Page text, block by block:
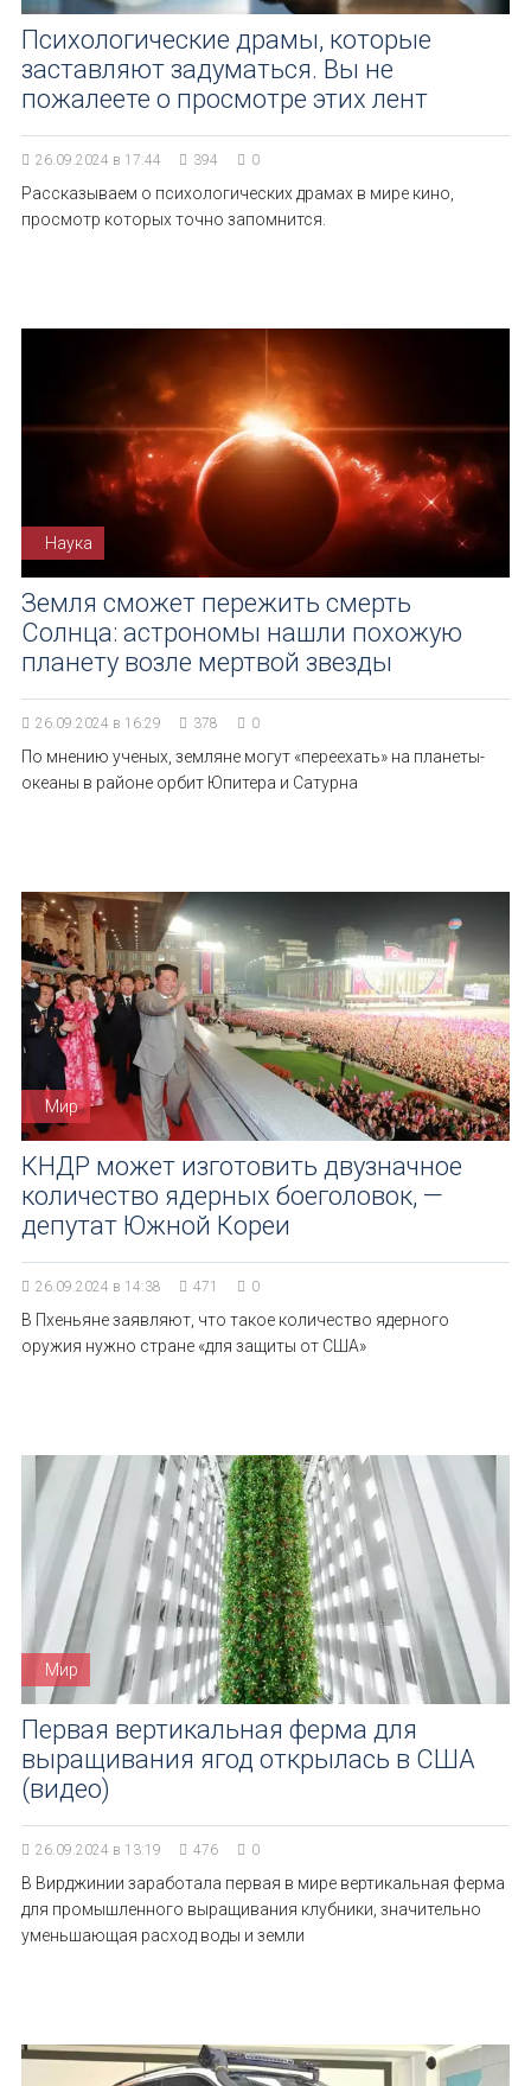
Психологические драмы, которые
заставляют задуматься. Вы не
пожалеете о просмотре этих лент
26.09.2024 в 17:44 394 0
Рассказываем о психологических драмах в мире кино,
просмотр которых точно запомнится.
Наука
Земля сможет пережить смерть
Солнца: астрономы нашли похожую
планету возле мертвой звезды
26.09.2024 в 16:29 378 0
По мнению ученых, земляне могут «переехать» на планеты-
океаны в районе орбит Юпитера и Сатурна
Мир
КНДР может изготовить двузначное
количество ядерных боеголовок, —
депутат Южной Кореи
26.09.2024 в 14:38 471 0
В Пхеньяне заявляют, что такое количество ядерного
оружия нужно стране «для защиты от США»
Мир
Первая вертикальная ферма для
выращивания ягод открылась в США
(видео)
26.09.2024 в 13:19 476 0
В Вирджинии заработала первая в мире вертикальная ферма
для промышленного выращивания клубники, значительно
уменьшающая расход воды и земли